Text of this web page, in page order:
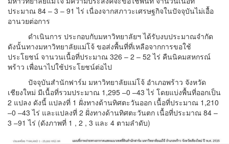
ประมาณ 84 – 3 – 91 ไร่ เนื่องจากสภาวะเศรษฐกิจในปัจจุบันไม่เอื้อ
อานวยต่อการ
ดำเนินการ ประกอบกับมหาวิทยาลัยฯ ได้รับงบประมาณจำกัด
ดังนั้นทางมหาวิทยาลัยแม่โจ้ ขอส่งพื้นที่ที่เหลือจากการขอใช้
ประโยชน์ จานวนเนื้อที่ประมาณ 326 – 2 – 52 ไร่ คืนนิคมสหกรณ์
พร้าว เพื่อนาไปใช้ประโยชน์ต่อไป
ปัจจุบันสำนักฟาร์ม มหาวิทยาลัยแม่โจ้ อำเภอพร้าว จังหวัด
เชียงใหม่ มีเนื้อที่รวมประมาณ 1,295 –0 –43 ไร่ โดยแบ่งพื้นที่ออกเป็น
2 แปลง ดังนี้ แปลงที่ 1 ฝั่งทางด้านทิศตะวันออก เนื้อที่ประมาณ 1 ,210
–0 –43 ไร่ และแปลงที่ 2 ฝั่งทางด้านทิศตะวันตก เนื้อที่ประมาณ 84 –
3 –91 ไร่ (ดังภาพที่ 1 , 2 , 3 และ 4 ตามลำดับ)